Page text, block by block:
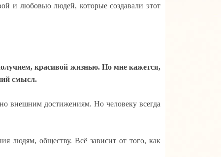
и любовью людей, которые создавали этот
красивой жизнью. Но мне кажется,
смысл.
внешним достижениям. Но человеку всегда
людям, обществу. Всё зависит от того, как